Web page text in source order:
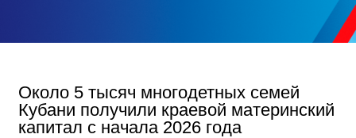
Около 5 тысяч многодетных семей
Кубани получили краевой материнский
капитал с начала 2026 года